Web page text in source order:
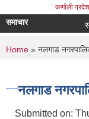
कर्णाली
समाचार सहिद
You are
Home » नलगाड
नलगाड
Submitted on: